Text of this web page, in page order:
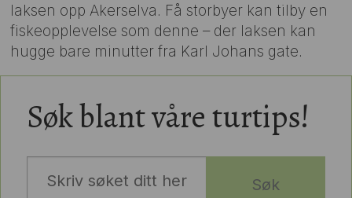
laksen opp Akerselva. Få storbyer kan tilby en
fiskeopplevelse som denne – der laksen kan
hugge bare minutter fra Karl Johans gate.
Søk blant våre turtips!
Søk